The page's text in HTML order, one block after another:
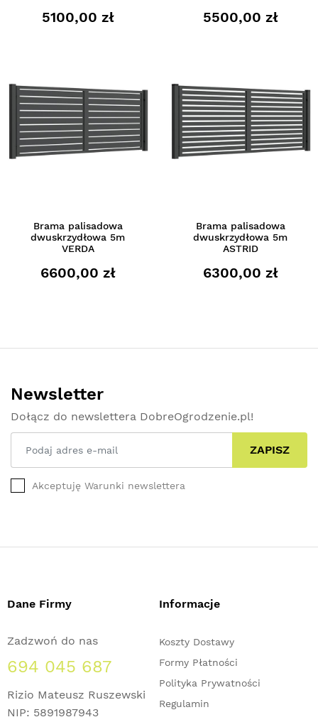
5100,00 zł 5500,00 zł
Brama palisadowa
dwuskrzydłowa 5m
VERDA
6600,00 zł
Brama palisadowa
dwuskrzydłowa 5m
ASTRID
6300,00 zł
Newsletter
Dołącz do newslettera DobreOgrodzenie.pl!
ZAPISZ
Akceptuję Warunki newslettera
Dane Firmy
Zadzwoń do nas
694 045 687
Rizio Mateusz Ruszewski
NIP: 5891987943
Informacje
Koszty Dostawy
Formy Płatności
Polityka Prywatności
Regulamin